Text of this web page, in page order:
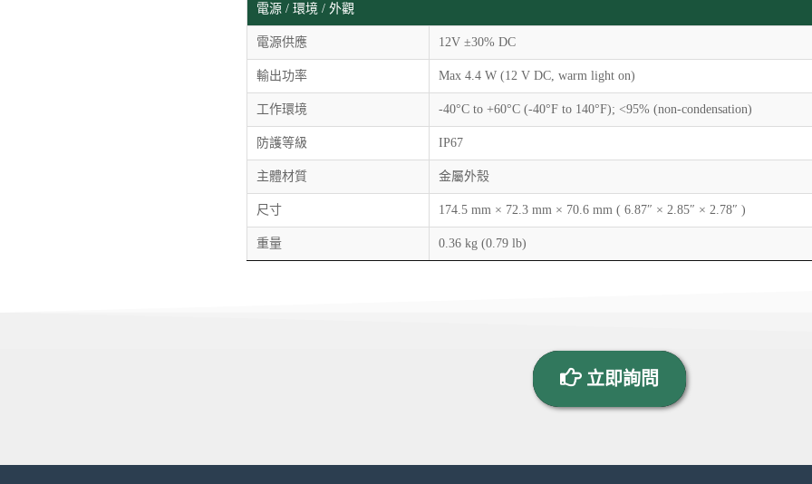
電源 / 環境 / 外觀
電源供應 12V ±30% DC
輸出功率 Max 4.4 W (12 V DC, warm light on)
工作環境 -40°C to +60°C (-40°F to 140°F); <95% (non-condensation)
防護等級 IP67
主體材質 金屬外殼
尺寸 174.5 mm × 72.3 mm × 70.6 mm ( 6.87″ × 2.85″ × 2.78″ )
重量 0.36 kg (0.79 lb)
立即詢問